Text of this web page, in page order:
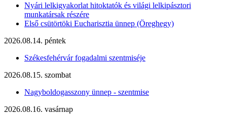
Nyári lelkigyakorlat hitoktatók és világi lelkipásztori
munkatársak részére
Első csütörtöki Eucharisztia ünnep (Öreghegy)
2026.08.14. péntek
Székesfehérvár fogadalmi szentmiséje
2026.08.15. szombat
Nagyboldogasszony ünnep - szentmise
2026.08.16. vasárnap